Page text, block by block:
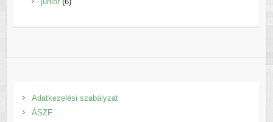
Adatkezelési szabályzat
ÁSZF